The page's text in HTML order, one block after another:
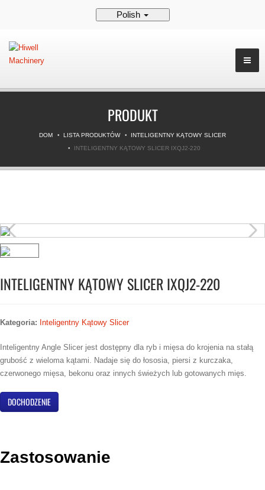
Polish
PRODUKT
DOM LISTA PRODUKTÓW
INTELIGENTNY KĄTOWY SLICER
INTELIGENTNY KĄTOWY SLICER IXQJ2-220
INTELIGENTNY KĄTOWY SLICER IXQJ2-220
Kategoria: Inteligentny Kątowy Slicer
Inteligentny Angle Slicer jest dostępny dla ryb i mięsa do krojenia na stałą
grubość z wieloma kątami. Nadaje się do łososia, piersi z kurczaka,
czerwonego mięsa, bekonu oraz innych świeżych lub gotowanych mięs.
DOCHODZENIE
Zastosowanie